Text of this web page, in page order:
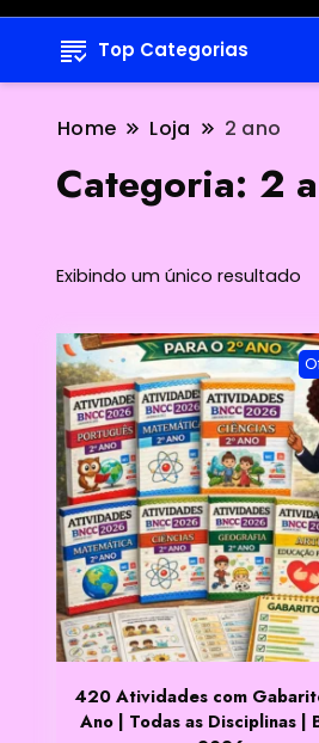
Top Categorias
Home Loja 2 ano
Categoria: 2
Exibindo um único resultado
420 Atividades com
Ano | Todas as Disciplinas |